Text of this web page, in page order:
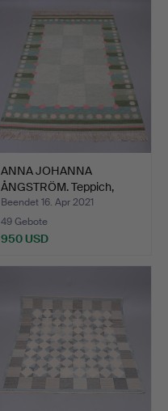
ANNA JOHANNA
ÅNGSTRÖM. Teppich,
Spannbettl…
Beendet 16. Apr 2021
49 Gebote
950 USD